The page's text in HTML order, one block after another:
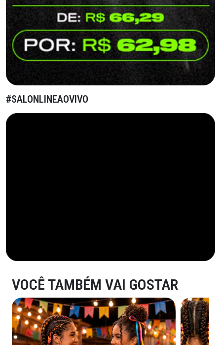
#SALONLINEAOVIVO
VOCÊ TAMBÉM VAI GOSTAR